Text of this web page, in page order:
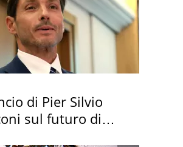
di Pier Silvio
sul futuro di